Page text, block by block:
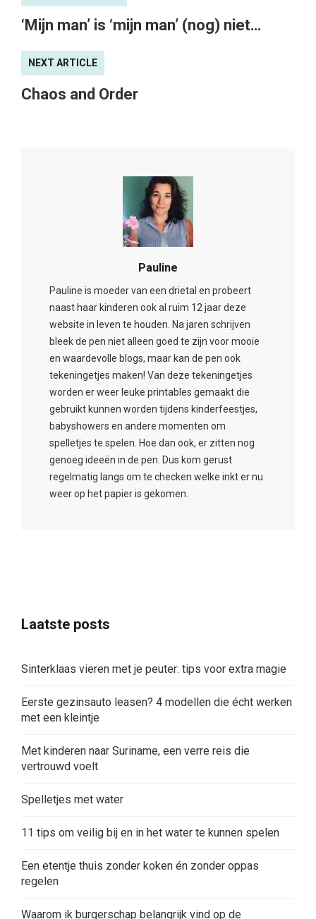
‘Mijn man’ is ‘mijn man’ (nog) niet…
NEXT ARTICLE
Chaos and Order
Pauline
Pauline is moeder van een drietal en probeert
naast haar kinderen ook al ruim 12 jaar deze
website in leven te houden. Na jaren schrijven
bleek de pen niet alleen goed te zijn voor mooie
en waardevolle blogs, maar kan de pen ook
tekeningetjes maken! Van deze tekeningetjes
worden er weer leuke printables gemaakt die
gebruikt kunnen worden tijdens kinderfeestjes,
babyshowers en andere momenten om
spelletjes te spelen. Hoe dan ook, er zitten nog
genoeg ideeën in de pen. Dus kom gerust
regelmatig langs om te checken welke inkt er nu
weer op het papier is gekomen.
Laatste posts
Sinterklaas vieren met je peuter: tips voor extra magie
Eerste gezinsauto leasen? 4 modellen die écht werken
met een kleintje
Met kinderen naar Suriname, een verre reis die
vertrouwd voelt
Spelletjes met water
11 tips om veilig bij en in het water te kunnen spelen
Een etentje thuis zonder koken én zonder oppas
regelen
Waarom ik burgerschap belangrijk vind op de